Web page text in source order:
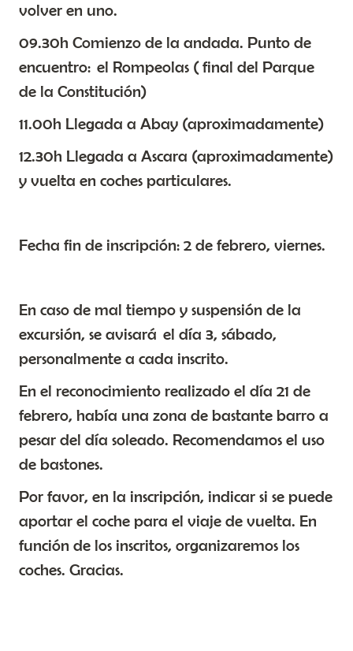
volver en uno.
09.30h Comienzo de la andada. Punto de
encuentro: el Rompeolas ( final del Parque
de la Constitución)
11.00h Llegada a Abay (aproximadamente)
12.30h Llegada a Ascara (aproximadamente)
y vuelta en coches particulares.
Fecha fin de inscripción: 2 de febrero, viernes.
En caso de mal tiempo y suspensión de la
excursión, se avisará el día 3, sábado,
personalmente a cada inscrito.
En el reconocimiento realizado el día 21 de
febrero, había una zona de bastante barro a
pesar del día soleado. Recomendamos el uso
de bastones.
Por favor, en la inscripción, indicar si se puede
aportar el coche para el viaje de vuelta. En
función de los inscritos, organizaremos los
coches. Gracias.